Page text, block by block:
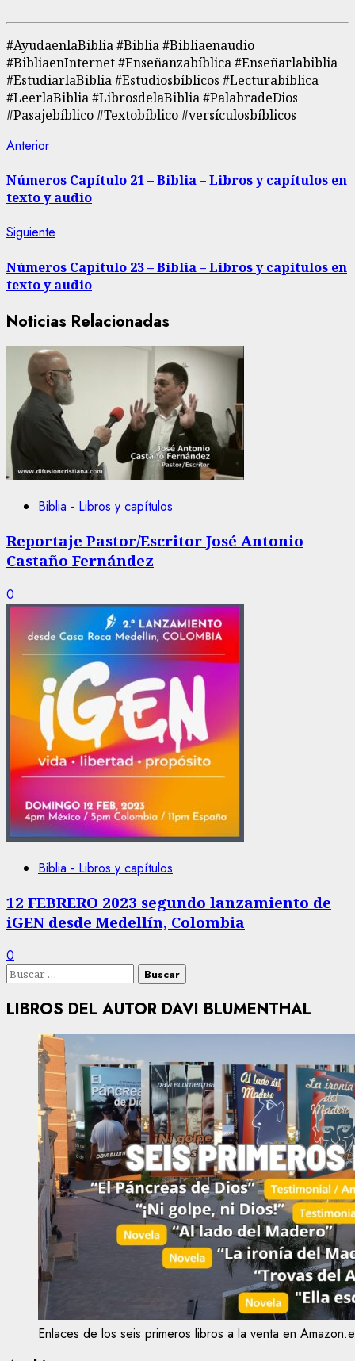
#AyudaenlaBiblia #Biblia #Bibliaenaudio
#BibliaenInternet #Enseñanzabíblica #Enseñarlabiblia
#EstudiarlaBiblia #Estudiosbíblicos #Lecturabíblica
#LeerlaBiblia #LibrosdelaBiblia #PalabradeDios
#Pasajebíblico #Textobíblico #versículosbíblicos
Navegación
de
entradas
AnteriorEntrada
Números Capítulo 21 – Biblia – Libros y capítulos en
texto y audio
Siguiente
Números Capítulo 23 – Biblia – Libros y capítulos en
texto y audio
Noticias Relacionadas
Biblia - Libros y capítulos
Reportaje Pastor/Escritor José Antonio
Castaño Fernández
0
Biblia - Libros y capítulos
12 FEBRERO 2023 segundo lanzamiento de
iGEN desde Medellín, Colombia
0
Buscar:
LIBROS DEL AUTOR DAVI BLUMENTHAL
Enlaces de los seis primeros libros a la venta en